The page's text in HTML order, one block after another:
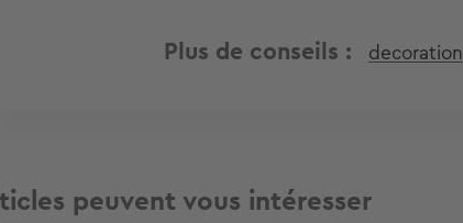
Plus de conseils decoration
peuvent vous intéresser